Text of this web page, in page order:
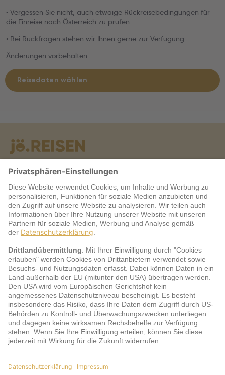
• Vergessen Sie nicht, auch etwaige Rückreisebedingungen für
die Einreise nach Österreich zu prüfen.
• Bei Rückfragen stehen wir Ihnen gerne zur Verfügung.
Änderungen vorbehalten.
Reisedaten wählen
Warum jö?
Service
jö Bonus Club Partner
Zahlungsarten & Sicherheit